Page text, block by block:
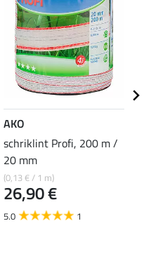
AKO
schriklint Profi, 200 m /
20 mm
(0,13 € / 1 m)
26,90 €
5.0 1